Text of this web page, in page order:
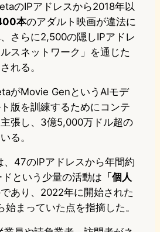
のIPアドレスから2018年以
本のアダルト映画が違法に
さらに2,500の隠しIPアドレ
スネットワーク」を通じた
れる。
がMovie GenというAIモデ
版を訓練するためにコンテ
張し、3億5,000万ドル超の
る。
、47のIPアドレスから年間約
という少量の活動は 「個人
あり、2022年に開始された
まっていた点を指摘した。